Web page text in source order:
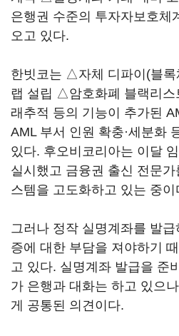
은행권 수준의 투자자보호체
오고 있다.
한빗코는 △자체 디파이(블록
랩 설립 △암호화폐 블랙리
래추적 등의 기능이 추가된
AML 부서 인원 확충·세분화
있다. 후오비코리아는 이달
실시했고 금융권 출신 전문가
스템을 고도화하고 있는 중이
그러나 정작 실명계좌를 발
증에 대한 부담을 져야하기
고 있다. 실명계좌 발급을 준
가 은행과 대화는 하고 있으
게 공통된 의견이다.